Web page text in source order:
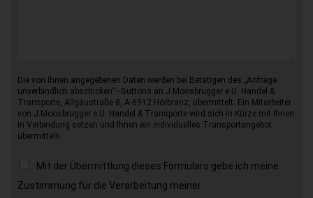
Die von Ihnen angegebenen Daten werden bei Betätigen des „Anfrage
unverbindlich abschicken“–Buttons an J.Moosbrugger e.U. Handel &
Transporte, Allgäustraße 8, A-6912 Hörbranz, übermittelt. Ein Mitarbeiter
von J.Moosbrugger e.U. Handel & Transporte wird sich in Kürze mit Ihnen
in Verbindung setzen und Ihnen ein individuelles Transportangebot
übermitteln.
Mit der Übermittlung dieses Formulars gebe ich meine
Zustimmung für die Verarbeitung meiner